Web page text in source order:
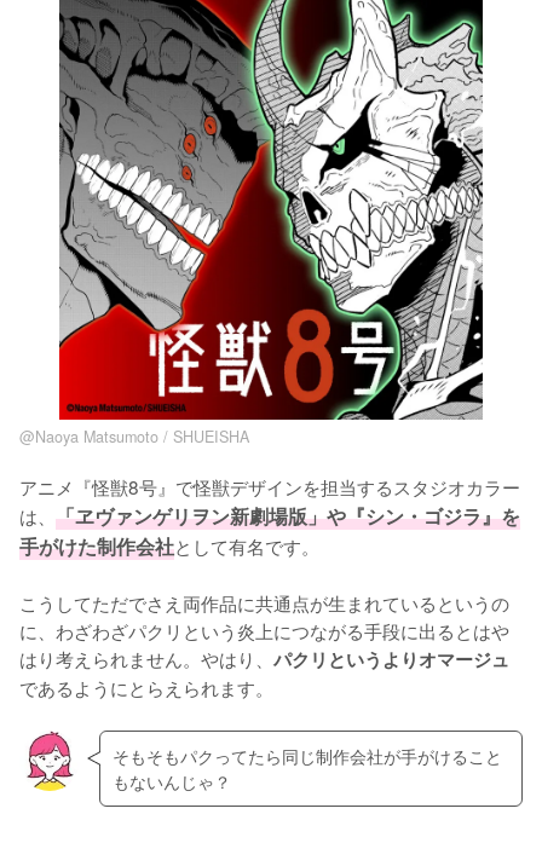
@Naoya Matsumoto / SHUEISHA
アニメ『怪獣8号』で怪獣デザインを担当するスタジオカラー
は、 「ヱヴァンゲリヲン新劇場版」や『シン・ゴジラ』を
手がけた制作会社として有名です。
こうしてただでさえ両作品に共通点が生まれているというの
に、わざわざパクリという炎上につながる手段に出るとはや
はり考えられません。やはり、 パクリというよりオマージュ
であるようにとらえられます。
そもそもパクってたら同じ制作会社が手がけること
もないんじゃ？